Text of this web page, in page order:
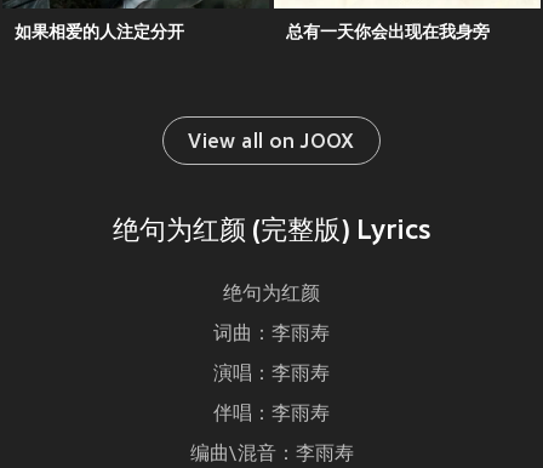
如果相爱的人注定分开 总有一天你会出现在我身旁
View all on JOOX
绝句为红颜 (完整版) Lyrics
绝句为红颜
词曲：李雨寿
演唱：李雨寿
伴唱：李雨寿
编曲\混音：李雨寿